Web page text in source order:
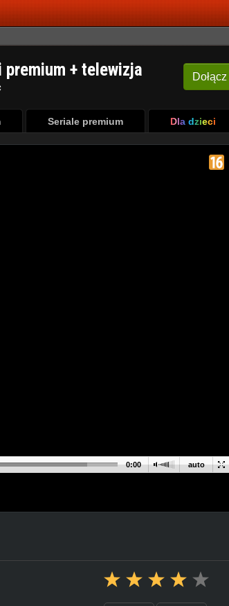
Dołącz
+ telewizja
Seriale premium Dla dzieci
auto
0:00